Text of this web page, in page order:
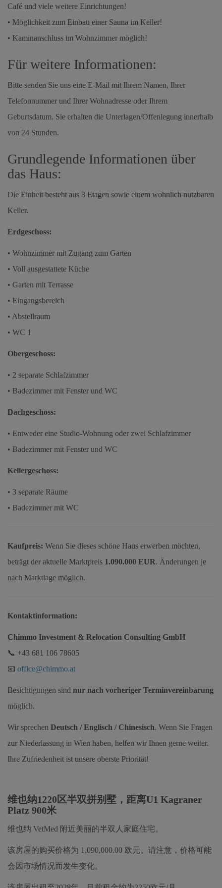
Café und viele weitere Einrichtungen!
• Möglichkeit zum Einbau einer Sauna im Keller!
• Kaminanschluss im Wohnzimmer möglich!
Für weitere Informationen:
Bitte senden Sie uns eine E-Mail mit Ihrem Namen, Ihrer
Telefonnummer und Ihrer Wohnadresse oder Ihrem
Geburtsdatum. Sie erhalten die Unterlagen/Offenlegung innerhalb
von 24 Stunden.
Grundlegende Informationen über
das Haus:
Die Einheit besteht aus 3 Etagen sowie einem wohnlich nutzbaren
Keller.
Erdgeschoss:
• Wohnzimmer mit Zugang zum Garten
• Voll ausgestattete Küche
• Garten mit Terrasse
• Eingangsbereich
• Abstellraum
• WC 1
Obergeschoss:
• 2 separate Schlafzimmer
• Badezimmer mit Fenster und WC
Dachgeschoss:
• Entweder eine Studio-Wohnung oder zwei Schlafzimmer
• Badezimmer mit Fenster und WC
Kellergeschoss:
• 3 separate Räume
• Badezimmer mit WC
Kaufpreis: Wenn Sie dieses schöne Haus erwerben möchten,
beträgt der aktuelle Marktpreis 1.090.000 EUR. Änderungen je
nach Marktlage möglich.
Kontaktinformation:
Chimmo Investment & Relocation Consulting GmbH
📞 +43 681 106 78605
📧 office@chimmo.at
Besichtigungen sind nur nach vorheriger Terminvereinbarung
möglich.
Wir sprechen Deutsch / Englisch / Chinesisch. Wenn Sie Fragen
zur Niederlassung in Wien haben, helfen wir Ihnen gerne weiter.
Ihre Zufriedenheit ist unsere oberste Priorität!
维也纳1220区半双拼别墅，距离U1 Kagraner
Platz 900米
维也纳 VetMed 附近美丽的半双人家庭住宅。
该房屋的购买价格为 1,090,000.00 欧元。请注意，价格可能
会因市场情况而发生变化。